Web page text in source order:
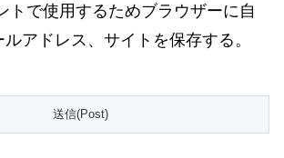
トで使用するためブラウザーに自
アドレス、サイトを保存する。